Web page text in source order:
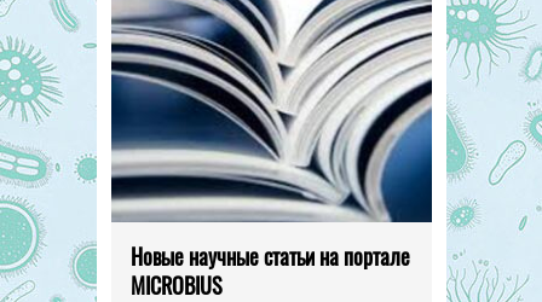
Новые научные статьи на портале
MICROBIUS